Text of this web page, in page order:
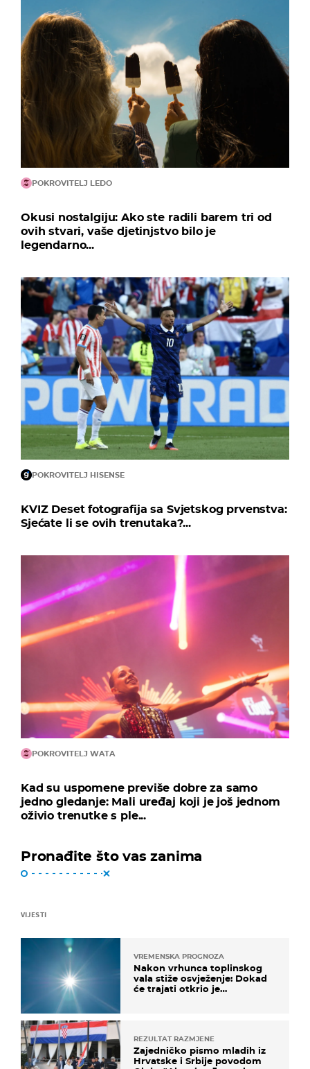
POKROVITELJ LEDO
Okusi nostalgiju: Ako ste radili barem tri od
ovih stvari, vaše djetinjstvo bilo je
legendarno...
POKROVITELJ HISENSE
KVIZ Deset fotografija sa Svjetskog prvenstva:
Sjećate li se ovih trenutaka?...
POKROVITELJ WATA
Kad su uspomene previše dobre za samo
jedno gledanje: Mali uređaj koji je još jednom
oživio trenutke s ple...
Pronađite što vas zanima
VIJESTI
VREMENSKA PROGNOZA
Nakon vrhunca toplinskog
vala stiže osvježenje: Dokad
će trajati otkrio je
REZULTAT RAZMJENE
Zajedničko pismo mladih iz
Hrvatske i Srbije povodom